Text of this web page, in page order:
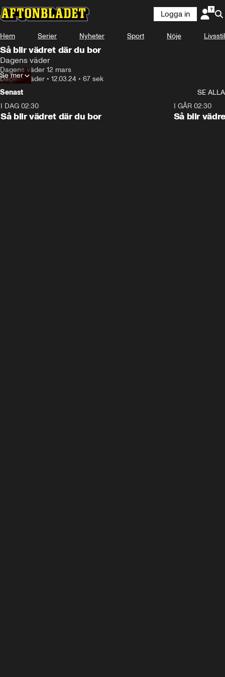
Logga in
Hem Serier Nyheter Sport Nöje Livsstil
Så blir vädret där du bor
Dagens väder
Dagens väder 12 mars
Dagens väder • 12.03.24 • 67 sek
Se mer
Senast
SE ALLA
I DAG 02:30
Så blir vädret där du bor
I GÅR 02:30
Så blir